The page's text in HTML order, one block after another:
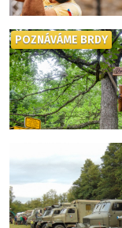
POZNÁVÁME BRDY